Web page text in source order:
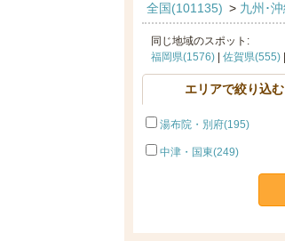
全国(101135) > 九州･
同じ地域のスポット:
福岡県(1576)| 佐賀県(555)|
エリアで絞り込む
湯布院・別府(195)
中津・国東(249)